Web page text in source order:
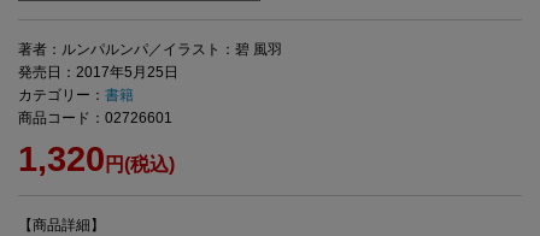
著者：ルンパルンパ／イラスト：碧 風羽
発売日：2017年5月25日
カテゴリー： 書籍
商品コード：02726601
1,320 円(税込)
【商品詳細】